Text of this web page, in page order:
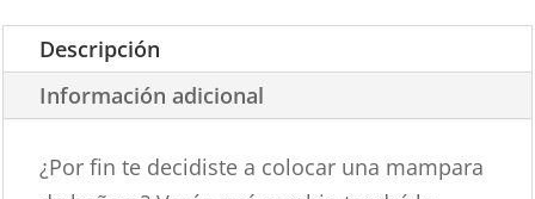
Descripción
Información adicional
¿Por fin te decidiste a colocar una mampara